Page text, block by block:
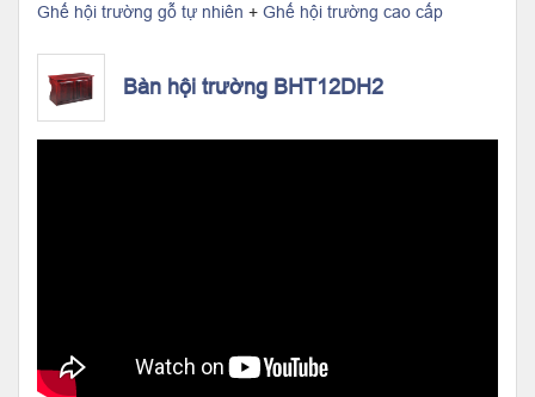
Ghế hội trường gỗ tự nhiên + Ghế hội trường cao cấp
Bàn hội trường BHT12DH2